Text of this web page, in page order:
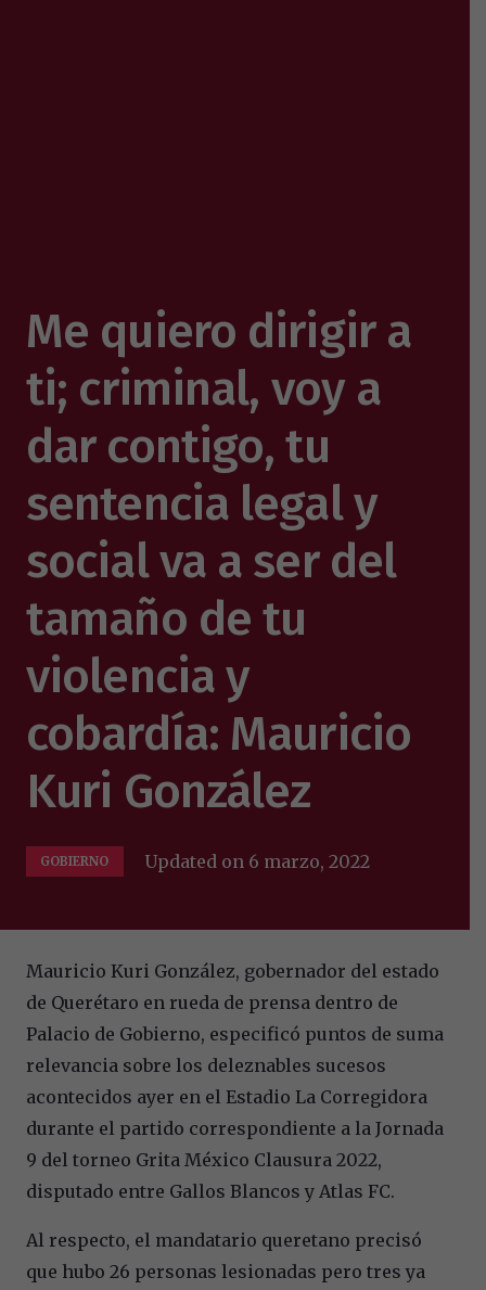
Me quiero dirigir a
ti; criminal, voy a
dar contigo, tu
sentencia legal y
social va a ser del
tamaño de tu
violencia y
cobardía: Mauricio
Kuri González
GOBIERNO Updated on 6 marzo, 2022
Mauricio Kuri González, gobernador del estado
de Querétaro en rueda de prensa dentro de
Palacio de Gobierno, especificó puntos de suma
relevancia sobre los deleznables sucesos
acontecidos ayer en el Estadio La Corregidora
durante el partido correspondiente a la Jornada
9 del torneo Grita México Clausura 2022,
disputado entre Gallos Blancos y Atlas FC.
Al respecto, el mandatario queretano precisó
que hubo 26 personas lesionadas pero tres ya